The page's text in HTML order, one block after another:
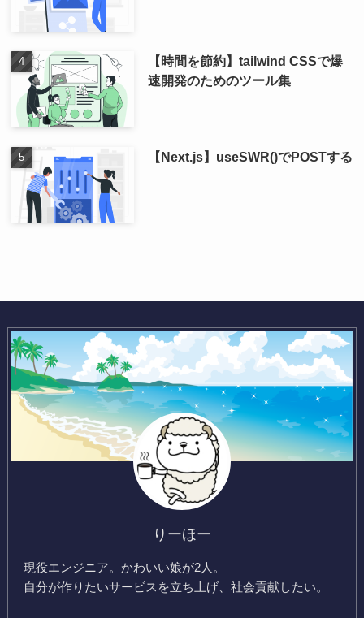
【時間を節約】tailwind CSSで爆
速開発のためのツール集
【Next.js】useSWR()でPOSTする
りーほー
現役エンジニア。かわいい娘が2人。
自分が作りたいサービスを立ち上げ、社会貢献したい。